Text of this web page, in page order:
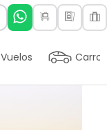
Vuelos Carros